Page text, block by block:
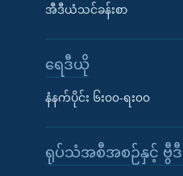
အီဒီယံသင်ခန်းစာ
ရေဒီယို
နံနက်ပိုင်း ၆း၀၀-ရး၀၀
ရုပ်သံအစီအစဉ်နှင့် ဗွီဒီ